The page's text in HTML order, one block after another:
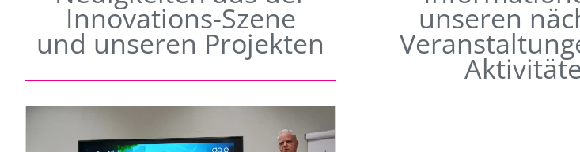
Innovations-Szene
und unseren Projekten
unseren